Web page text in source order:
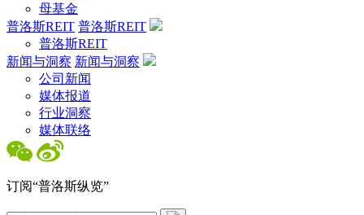
母基金
普洛斯REIT 普洛斯REIT
普洛斯REIT
新闻与洞察 新闻与洞察
公司新闻
媒体报道
行业洞察
媒体联络
订阅“普洛斯纵览”